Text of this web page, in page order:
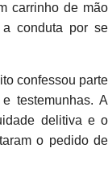
carrinho de mão
conduta por se
confessou parte
testemunhas. A
delitiva e o
o pedido de